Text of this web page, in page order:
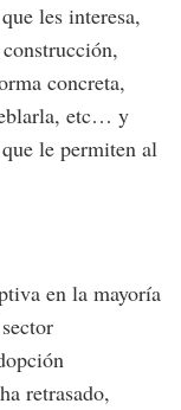
les interesa,
concreta,
etc… y
le permiten al
en la mayoría
retrasado,